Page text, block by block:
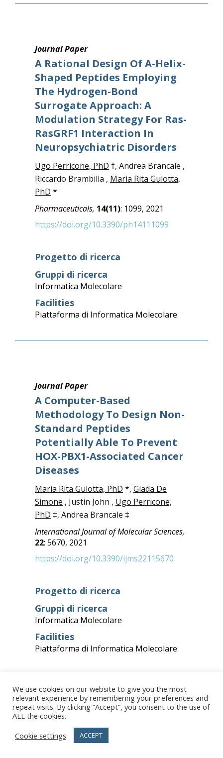
Journal Paper
A Rational Design Of Α-Helix-
Shaped Peptides Employing
The Hydrogen-Bond
Surrogate Approach: A
Modulation Strategy For Ras-
RasGRF1 Interaction In
Neuropsychiatric Disorders
Ugo Perricone, PhD †, Andrea Brancale ,
Riccardo Brambilla , Maria Rita Gulotta,
PhD *
Pharmaceuticals, 14(11): 1099, 2021
https://doi.org/10.3390/ph14111099
Progetto di ricerca
Gruppi di ricerca
Informatica Molecolare
Facilities
Piattaforma di Informatica Molecolare
Journal Paper
A Computer-Based
Methodology To Design Non-
Standard Peptides
Potentially Able To Prevent
HOX-PBX1-Associated Cancer
Diseases
Maria Rita Gulotta, PhD *, Giada De
Simone , Justin John , Ugo Perricone,
PhD ‡, Andrea Brancale ‡
International Journal of Molecular Sciences,
22: 5670, 2021
https://doi.org/10.3390/ijms22115670
Progetto di ricerca
Gruppi di ricerca
Informatica Molecolare
Facilities
Piattaforma di Informatica Molecolare
Journal Paper
Targeting SARS‐CoV‐2 RBD
We use cookies on our website to give you the most
relevant experience by remembering your preferences and
repeat visits. By clicking “Accept”, you consent to the use of
ALL the cookies.
Cookie settings
ACCEPT